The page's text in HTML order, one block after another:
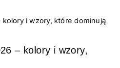
wyjazdów, przez
i kolekcjonowanie
przygotowaliśmy coś absolutnie
wakacje.pl oraz dawkę
– kolory i wzory,